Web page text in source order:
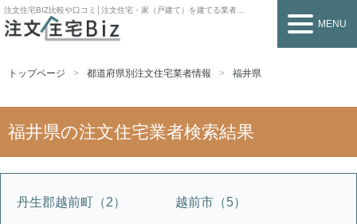
注文住宅BIZ比較や口コミ│注文住宅・家（戸建て）を建てる業者を探すなら
MENU
トップページ 都道府県別注文住宅業者情報 福井県
福井県の注文住宅業者検索結果
丹生郡越前町（2） 越前市（5）